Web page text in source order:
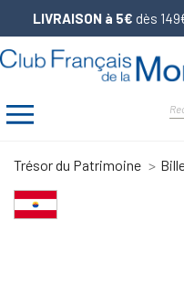
LIVRAISON à 5€ dès
Trésor du Patrimoine